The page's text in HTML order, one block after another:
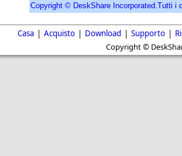
Copyright © DeskShare Incorporated.Tutti i
Casa | Acquisto | Download | Supporto |
Copyright ©